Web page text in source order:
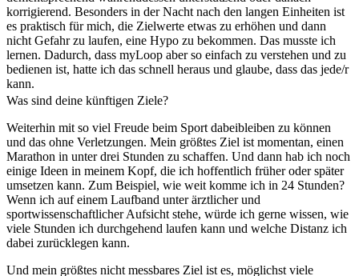
korrigierend. Besonders in der Nacht nach den langen Einheiten ist
es praktisch für mich, die Zielwerte etwas zu erhöhen und dann
nicht Gefahr zu laufen, eine Hypo zu bekommen. Das musste ich
lernen. Dadurch, dass myLoop aber so einfach zu verstehen und zu
bedienen ist, hatte ich das schnell heraus und glaube, dass das jede/r
kann.
Was sind deine künftigen Ziele?
Weiterhin mit so viel Freude beim Sport dabeibleiben zu können
und das ohne Verletzungen. Mein größtes Ziel ist momentan, einen
Marathon in unter drei Stunden zu schaffen. Und dann hab ich noch
einige Ideen in meinem Kopf, die ich hoffentlich früher oder später
umsetzen kann. Zum Beispiel, wie weit komme ich in 24 Stunden?
Wenn ich auf einem Laufband unter ärztlicher und
sportwissenschaftlicher Aufsicht stehe, würde ich gerne wissen, wie
viele Stunden ich durchgehend laufen kann und welche Distanz ich
dabei zurücklegen kann.
Und mein größtes nicht messbares Ziel ist es, möglichst viele